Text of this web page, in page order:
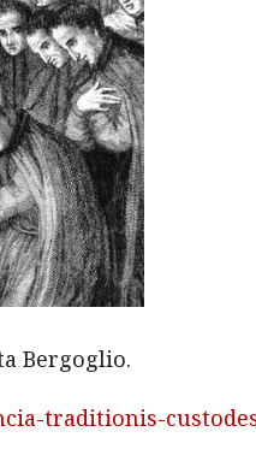
Bergoglio.
traditionis-